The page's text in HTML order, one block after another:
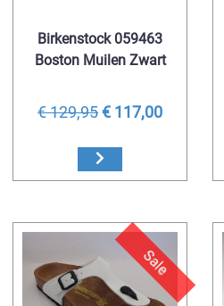
Birkenstock 059463
Boston Muilen Zwart
€ 129,95€ 117,00
Sale